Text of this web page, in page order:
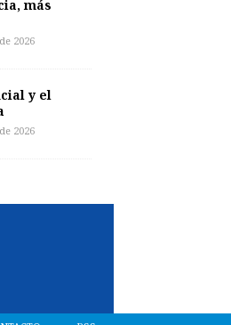
más
2026
y el
2026